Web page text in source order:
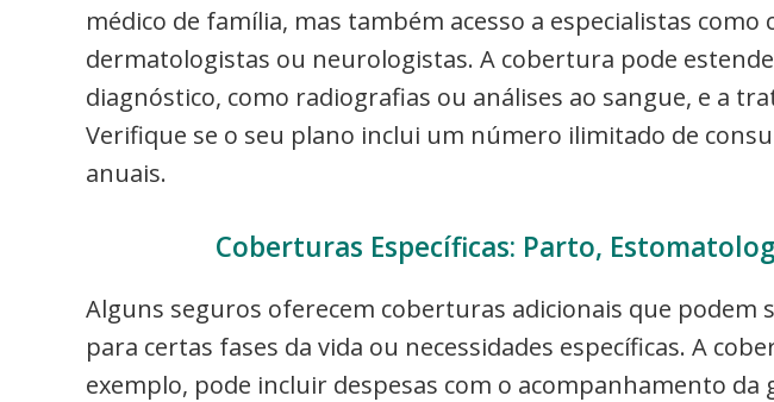
médico de família, mas também acesso a especialistas como
dermatologistas ou neurologistas. A cobertura pode
diagnóstico, como radiografias ou análises ao sangue, e a
Verifique se o seu plano inclui um número ilimitado de
anuais.
Coberturas Específicas: Parto,
Alguns seguros oferecem coberturas adicionais que
para certas fases da vida ou necessidades específicas. A
exemplo, pode incluir despesas com o acompanhamento da